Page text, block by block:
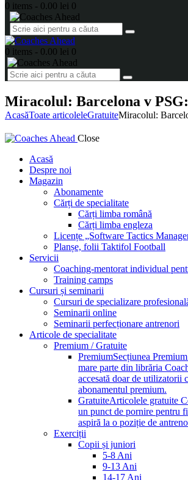
0 items - 0.00 lei 0
0 items - 0.00 lei 0
Miracolul: Barcelona v
AcasăToate articoleleGratuiteMiracolul:
Close
Acasă
Despre noi
Magazin
Abonamente
Cărți de specialitate
Cărți limba română
Cărți limba engleza
Licențe „Software Tactics
Planșe, folii Taktifol Football
Servicii
Coaching-mentorat individual
Training camps
Cursuri și seminarii
Cursuri de specializare
Seminarii online
Seminarii perfecționare antrenori
Articole de specialitate
Premium / Gratuite
PremiumSecțiunea
mare parte din librăria
accesată doar de utilizatorii
abonamentul premium.
GratuiteArticolele gratuite
un punct de pornire pentru
aspiră la o poziție de
Exerciții
Copii și juniori
5-8 Ani
9-13 Ani
14-17 Ani